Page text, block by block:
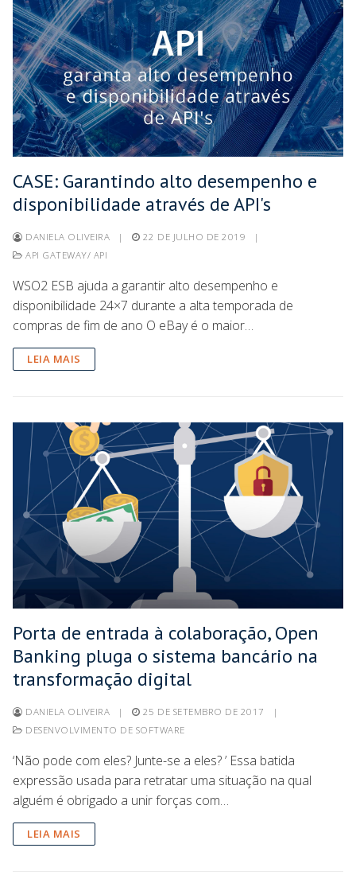
CASE: Garantindo alto desempenho e
disponibilidade através de API's
DANIELA OLIVEIRA | 22 DE JULHO DE 2019
|
API GATEWAY/ API
WSO2 ESB ajuda a garantir alto desempenho e
disponibilidade 24×7 durante a alta temporada de
compras de fim de ano O eBay é o maior…
LEIA MAIS
Porta de entrada à colaboração, Open
Banking pluga o sistema bancário na
transformação digital
DANIELA OLIVEIRA | 25 DE SETEMBRO DE 2017
|
DESENVOLVIMENTO DE SOFTWARE
‘Não pode com eles? Junte-se a eles? ’ Essa batida
expressão usada para retratar uma situação na qual
alguém é obrigado a unir forças com…
LEIA MAIS